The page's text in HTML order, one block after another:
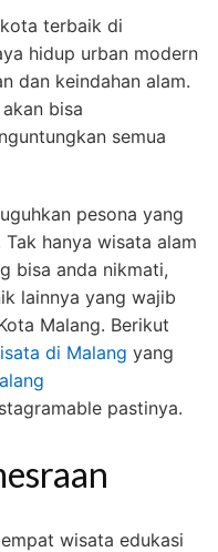
terbaik di
hidup urban modern
dan keindahan alam.
bisa
semua
pesona yang
hanya wisata alam
bisa anda nikmati,
lainnya yang wajib
Malang. Berikut
di Malang yang
pastinya.
wisata edukasi